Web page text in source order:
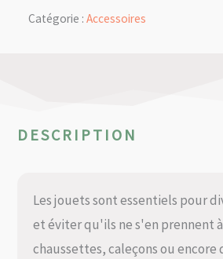
Catégorie : Accessoires
DESCRIPTION
Les jouets sont essentiels pour
et éviter qu'ils ne s'en prennent
chaussettes, caleçons ou encore